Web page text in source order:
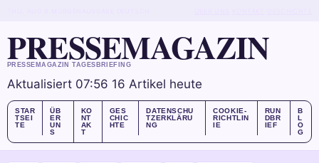
PRESSEMAGAZIN
PRESSEMAGAZIN TAGESBRIEFING
Aktualisiert 07:56 16 Artikel heute
STAR
TSEI
TE
ÜB
ER
UN
S
KO
NT
AK
T
GES
CHIC
HTE
DATENSCHU
TZERKLÄRU
NG
COOKIE-
RICHTLIN
IE
RUN
DBR
IEF
B
L
O
G